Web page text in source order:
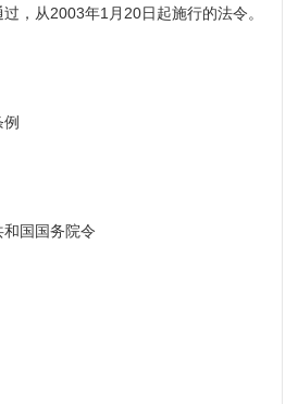
，从2003年1月20日起施行的法令。
例
国国务院令